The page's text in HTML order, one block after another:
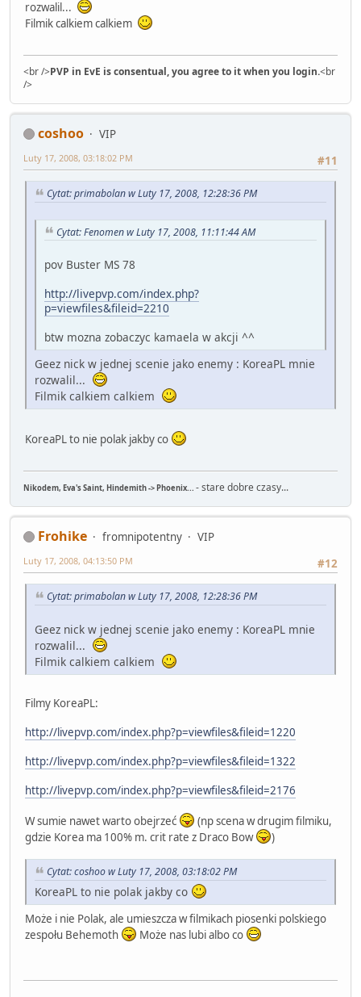
rozwalil...
Filmik calkiem calkiem
<br />PVP in EvE is consentual, you agree to it when you login.<br
/>
coshoo
VIP
#11
Luty 17, 2008, 03:18:02 PM
Cytat: primabolan w Luty 17, 2008, 12:28:36 PM
Cytat: Fenomen w Luty 17, 2008, 11:11:44 AM
pov Buster MS 78
http://livepvp.com/index.php?
p=viewfiles&fileid=2210
btw mozna zobaczyc kamaela w akcji ^^
Geez nick w jednej scenie jako enemy : KoreaPL mnie
rozwalil...
Filmik calkiem calkiem
KoreaPL to nie polak jakby co
Nikodem, Eva's Saint, Hindemith -> Phoenix... - stare dobre czasy...
Frohike fromnipotentny
VIP
#12
Luty 17, 2008, 04:13:50 PM
Cytat: primabolan w Luty 17, 2008, 12:28:36 PM
Geez nick w jednej scenie jako enemy : KoreaPL mnie
rozwalil...
Filmik calkiem calkiem
Filmy KoreaPL:
http://livepvp.com/index.php?p=viewfiles&fileid=1220
http://livepvp.com/index.php?p=viewfiles&fileid=1322
http://livepvp.com/index.php?p=viewfiles&fileid=2176
W sumie nawet warto obejrzeć
(np scena w drugim filmiku,
gdzie Korea ma 100% m. crit rate z Draco Bow
)
Cytat: coshoo w Luty 17, 2008, 03:18:02 PM
KoreaPL to nie polak jakby co
Może i nie Polak, ale umieszcza w filmikach piosenki polskiego
zespołu Behemoth
Może nas lubi albo co